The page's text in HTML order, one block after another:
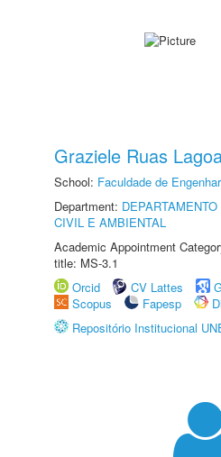
Graziele Ruas
School: Faculdade de
Department:
CIVIL E AMBIENTAL
Academic Appointment
title: MS-3.1
Orcid
CV Lattes
Scopus
Fapesp
Repositório Institucional